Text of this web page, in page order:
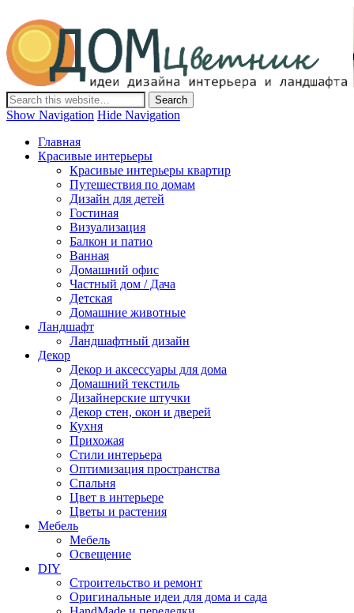
Дом-Цветник
Дизайн интерьера и ландшафта, декор и обустройство дома.
Идеи со всего мира.
Show Navigation Hide Navigation
Главная
Красивые интерьеры
Красивые интерьеры квартир
Путешествия по домам
Дизайн для детей
Гостиная
Визуализация
Балкон и патио
Ванная
Домашний офис
Частный дом / Дача
Детская
Домашние животные
Ландшафт
Ландшафтный дизайн
Декор
Декор и аксессуары для дома
Домашний текстиль
Дизайнерские штучки
Декор стен, окон и дверей
Кухня
Прихожая
Стили интерьера
Оптимизация пространства
Спальня
Цвет в интерьере
Цветы и растения
Мебель
Мебель
Освещение
DIY
Строительство и ремонт
Оригинальные идеи для дома и сада